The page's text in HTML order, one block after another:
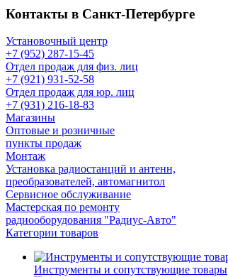
Контакты в Санкт-Петербурге
Установочный центр
+7 (952) 287-15-45
Отдел продаж для физ. лиц
+7 (921) 931-52-58
Отдел продаж для юр. лиц
+7 (931) 216-18-83
Магазины
Оптовые и розничные
пункты продаж
Монтаж
Установка радиостанций и антенн,
преобразователей, автомагнитол
Сервисное обслуживание
Мастерская по ремонту
радиооборудования "Радиус-Авто"
Категории товаров
Инструменты и сопутствующие товары